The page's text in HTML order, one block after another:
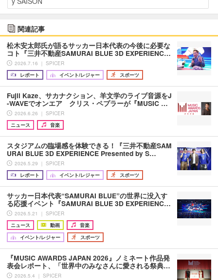
関連記事
松木安太郎氏が語るサッカー日本代表の今後に必要な
コト『三井不動産SAMURAI BLUE 3D EXPERIENC…
2026.7.16 ｜ SPICER
レポート
イベント/レジャー スポーツ
Fujii Kaze、サカナクション、羊文学のライブ音源をJ
-WAVEでオンエア クリス・ペプラーが『MUSIC …
2026.6.26 ｜ SPICER
ニュース
音楽
スタジアムの臨場感を体験できる！『三井不動産SAM
URAI BLUE 3D EXPERIENCE Presented by S…
2026.5.29 ｜ SPICER
レポート
イベント/レジャー スポーツ
サッカー日本代表“SAMURAI BLUE”の世界に没入す
る応援イベント『SAMURAI BLUE 3D EXPERIENC…
2026.5.21 ｜ SPICER
ニュース
動画
音楽
イベント/レジャー
スポーツ
『MUSIC AWARDS JAPAN 2026』ノミネート作品発
表会レポート、「世界中のみなさんに愛される祭典…
2026.5.4 ｜ SPICER